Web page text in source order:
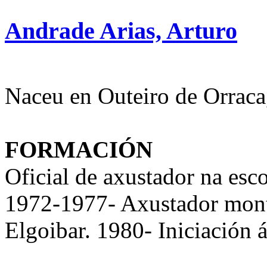
Andrade Arias, Arturo
Naceu en Outeiro de
FORMACIÓN
Oficial de axustador na
1972-1977- Axustador
Elgoibar. 1980- Iniciación